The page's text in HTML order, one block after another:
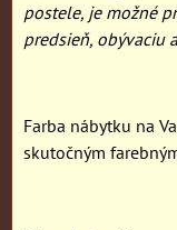
postele, je možné
predsieň, obývaciu
Farba nábytku na
skutočným